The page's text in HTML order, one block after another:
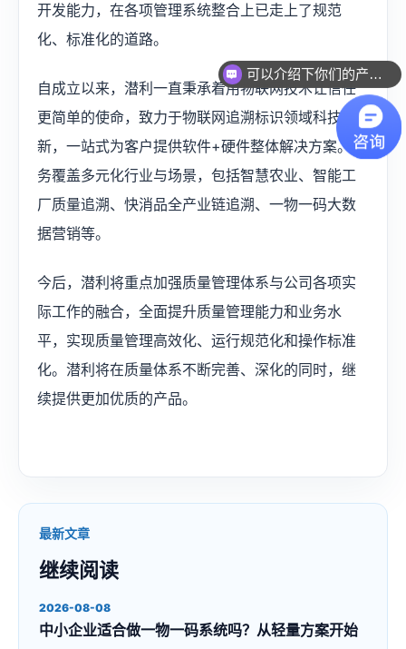
开发能力，在各项管理系统整合上已走上了规范
化、标准化的道路。
自成立以来，潜利一直秉承着用物联网技术让信任
更简单的使命，致力于物联网追溯标识领域科技创
新，一站式为客户提供软件+硬件整体解决方案。业
务覆盖多元化行业与场景，包括智慧农业、智能工
厂质量追溯、快消品全产业链追溯、一物一码大数
据营销等。
今后，潜利将重点加强质量管理体系与公司各项实
际工作的融合，全面提升质量管理能力和业务水
平，实现质量管理高效化、运行规范化和操作标准
化。潜利将在质量体系不断完善、深化的同时，继
续提供更加优质的产品。
最新文章
继续阅读
2026-08-08
中小企业适合做一物一码系统吗？从轻量方案开始
可以介绍下你们的产品么？